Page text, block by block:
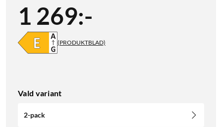
1 269:-
(PRODUKTBLAD)
Vald variant
2-pack